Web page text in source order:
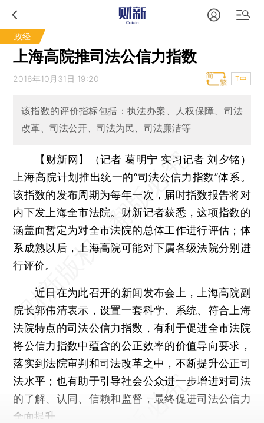
政经
上海高院推司法公信力指数
2016年10月31日 19:20 T中
该指数的评价指标包括：执法办案、人权保障、司法
改革、司法公开、司法为民、司法廉洁等
【财新网】（记者 葛明宁 实习记者 刘夕铭）
上海高院计划推出统一的“司法公信力指数”体系。
该指数的发布周期为每年一次，届时指数报告将对
内下发上海全市法院。财新记者获悉，这项指数的
涵盖面暂定为对全市法院的总体工作进行评估；体
系成熟以后，上海高院可能对下属各级法院分别进
行评价。
近日在为此召开的新闻发布会上，上海高院副
院长郭伟清表示，设置一套科学、系统、符合上海
法院特点的司法公信力指数，有利于促进全市法院
将公信力指数中蕴含的公正效率的价值导向要求，
落实到法院审判和司法改革之中，不断提升公正司
法水平；也有助于引导社会公众进一步增进对司法
的了解、认同、信赖和监督，最终促进司法公信力
全面提升。